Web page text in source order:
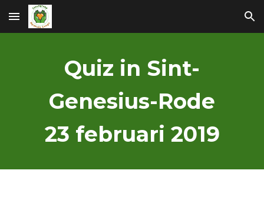
Skip to main content Skip to navigation
Quiz in Sint-
Genesius-Rode
23 februari 2019